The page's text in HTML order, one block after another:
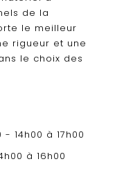
de la
le meilleur
rigueur et une
le choix des
14h00 à 17h00
à 16h00